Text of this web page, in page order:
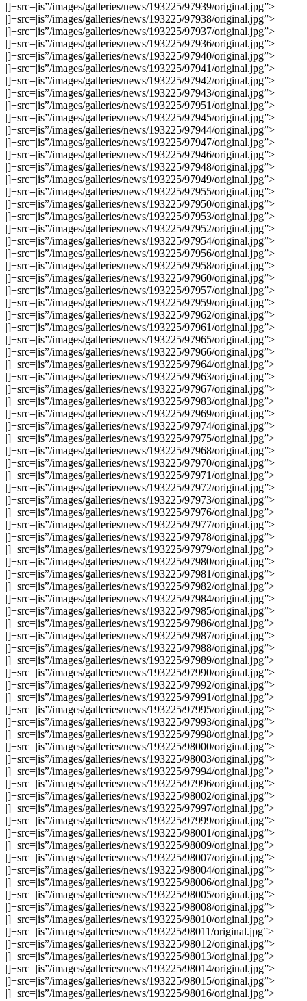
|]+src=|is”/images/galleries/news/193225/97939/original.jpg”>
|]+src=|is”/images/galleries/news/193225/97938/original.jpg”>
|]+src=|is”/images/galleries/news/193225/97937/original.jpg”>
|]+src=|is”/images/galleries/news/193225/97936/original.jpg”>
|]+src=|is”/images/galleries/news/193225/97940/original.jpg”>
|]+src=|is”/images/galleries/news/193225/97941/original.jpg”>
|]+src=|is”/images/galleries/news/193225/97942/original.jpg”>
|]+src=|is”/images/galleries/news/193225/97943/original.jpg”>
|]+src=|is”/images/galleries/news/193225/97951/original.jpg”>
|]+src=|is”/images/galleries/news/193225/97945/original.jpg”>
|]+src=|is”/images/galleries/news/193225/97944/original.jpg”>
|]+src=|is”/images/galleries/news/193225/97947/original.jpg”>
|]+src=|is”/images/galleries/news/193225/97946/original.jpg”>
|]+src=|is”/images/galleries/news/193225/97948/original.jpg”>
|]+src=|is”/images/galleries/news/193225/97949/original.jpg”>
|]+src=|is”/images/galleries/news/193225/97955/original.jpg”>
|]+src=|is”/images/galleries/news/193225/97950/original.jpg”>
|]+src=|is”/images/galleries/news/193225/97953/original.jpg”>
|]+src=|is”/images/galleries/news/193225/97952/original.jpg”>
|]+src=|is”/images/galleries/news/193225/97954/original.jpg”>
|]+src=|is”/images/galleries/news/193225/97956/original.jpg”>
|]+src=|is”/images/galleries/news/193225/97958/original.jpg”>
|]+src=|is”/images/galleries/news/193225/97960/original.jpg”>
|]+src=|is”/images/galleries/news/193225/97957/original.jpg”>
|]+src=|is”/images/galleries/news/193225/97959/original.jpg”>
|]+src=|is”/images/galleries/news/193225/97962/original.jpg”>
|]+src=|is”/images/galleries/news/193225/97961/original.jpg”>
|]+src=|is”/images/galleries/news/193225/97965/original.jpg”>
|]+src=|is”/images/galleries/news/193225/97966/original.jpg”>
|]+src=|is”/images/galleries/news/193225/97964/original.jpg”>
|]+src=|is”/images/galleries/news/193225/97963/original.jpg”>
|]+src=|is”/images/galleries/news/193225/97967/original.jpg”>
|]+src=|is”/images/galleries/news/193225/97983/original.jpg”>
|]+src=|is”/images/galleries/news/193225/97969/original.jpg”>
|]+src=|is”/images/galleries/news/193225/97974/original.jpg”>
|]+src=|is”/images/galleries/news/193225/97975/original.jpg”>
|]+src=|is”/images/galleries/news/193225/97968/original.jpg”>
|]+src=|is”/images/galleries/news/193225/97970/original.jpg”>
|]+src=|is”/images/galleries/news/193225/97971/original.jpg”>
|]+src=|is”/images/galleries/news/193225/97972/original.jpg”>
|]+src=|is”/images/galleries/news/193225/97973/original.jpg”>
|]+src=|is”/images/galleries/news/193225/97976/original.jpg”>
|]+src=|is”/images/galleries/news/193225/97977/original.jpg”>
|]+src=|is”/images/galleries/news/193225/97978/original.jpg”>
|]+src=|is”/images/galleries/news/193225/97979/original.jpg”>
|]+src=|is”/images/galleries/news/193225/97980/original.jpg”>
|]+src=|is”/images/galleries/news/193225/97981/original.jpg”>
|]+src=|is”/images/galleries/news/193225/97982/original.jpg”>
|]+src=|is”/images/galleries/news/193225/97984/original.jpg”>
|]+src=|is”/images/galleries/news/193225/97985/original.jpg”>
|]+src=|is”/images/galleries/news/193225/97986/original.jpg”>
|]+src=|is”/images/galleries/news/193225/97987/original.jpg”>
|]+src=|is”/images/galleries/news/193225/97988/original.jpg”>
|]+src=|is”/images/galleries/news/193225/97989/original.jpg”>
|]+src=|is”/images/galleries/news/193225/97990/original.jpg”>
|]+src=|is”/images/galleries/news/193225/97992/original.jpg”>
|]+src=|is”/images/galleries/news/193225/97991/original.jpg”>
|]+src=|is”/images/galleries/news/193225/97995/original.jpg”>
|]+src=|is”/images/galleries/news/193225/97993/original.jpg”>
|]+src=|is”/images/galleries/news/193225/97998/original.jpg”>
|]+src=|is”/images/galleries/news/193225/98000/original.jpg”>
|]+src=|is”/images/galleries/news/193225/98003/original.jpg”>
|]+src=|is”/images/galleries/news/193225/97994/original.jpg”>
|]+src=|is”/images/galleries/news/193225/97996/original.jpg”>
|]+src=|is”/images/galleries/news/193225/98002/original.jpg”>
|]+src=|is”/images/galleries/news/193225/97997/original.jpg”>
|]+src=|is”/images/galleries/news/193225/97999/original.jpg”>
|]+src=|is”/images/galleries/news/193225/98001/original.jpg”>
|]+src=|is”/images/galleries/news/193225/98009/original.jpg”>
|]+src=|is”/images/galleries/news/193225/98007/original.jpg”>
|]+src=|is”/images/galleries/news/193225/98004/original.jpg”>
|]+src=|is”/images/galleries/news/193225/98006/original.jpg”>
|]+src=|is”/images/galleries/news/193225/98005/original.jpg”>
|]+src=|is”/images/galleries/news/193225/98008/original.jpg”>
|]+src=|is”/images/galleries/news/193225/98010/original.jpg”>
|]+src=|is”/images/galleries/news/193225/98011/original.jpg”>
|]+src=|is”/images/galleries/news/193225/98012/original.jpg”>
|]+src=|is”/images/galleries/news/193225/98013/original.jpg”>
|]+src=|is”/images/galleries/news/193225/98014/original.jpg”>
|]+src=|is”/images/galleries/news/193225/98015/original.jpg”>
|]+src=|is”/images/galleries/news/193225/98016/original.jpg”>